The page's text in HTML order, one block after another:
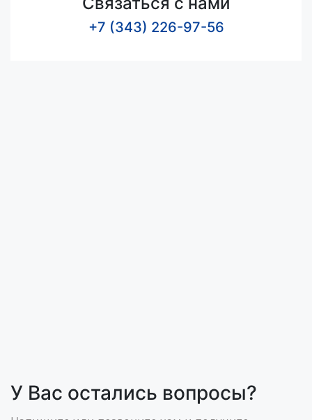
+7 (343) 226-97-56
У Вас остались вопросы?